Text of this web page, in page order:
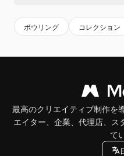
ボウリング コレクション
最高のクリエイティブ制作を
エイター、企業、代理店、ス
て